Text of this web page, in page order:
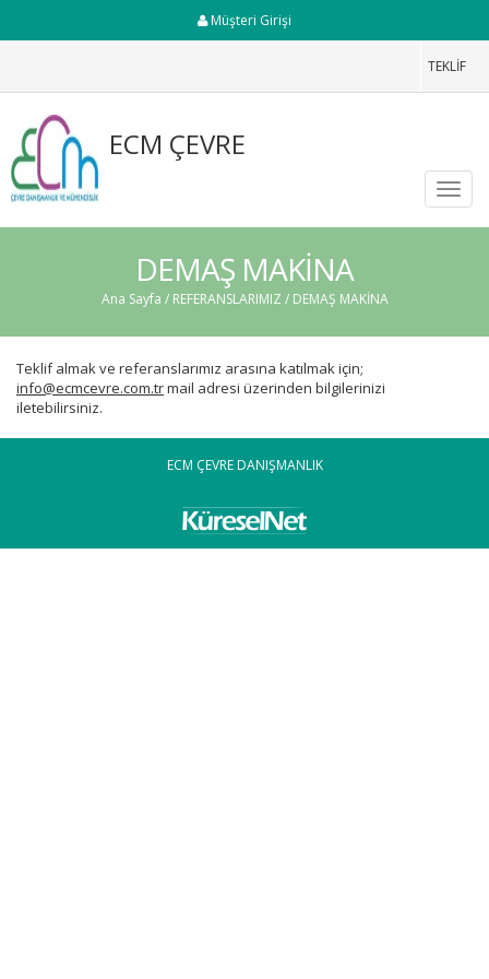
Müşteri Girişi
TEKLİF
ECM ÇEVRE
DEMAŞ MAKİNA
Ana Sayfa / REFERANSLARIMIZ / DEMAŞ MAKİNA
Teklif almak ve referanslarımız arasına katılmak için;
info@ecmcevre.com.trmail adresi üzerinden bilgilerinizi
iletebilirsiniz.
ECM ÇEVRE DANIŞMANLIK